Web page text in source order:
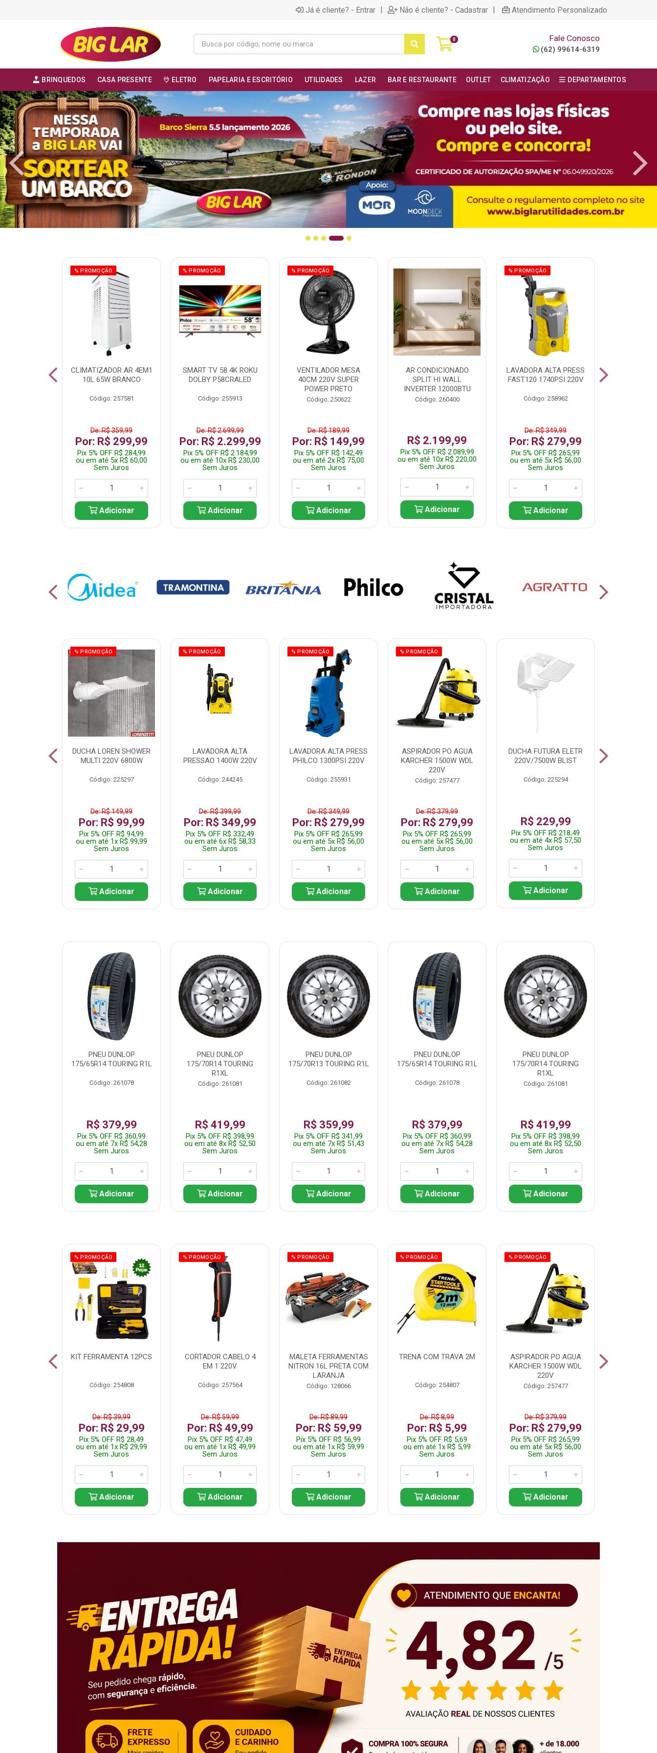
Já é cliente? - Entrar | Não é cliente? - Cadastrar | Atendimento Personalizado
0 Fale Conosco
(62) 99614-6319
BRINQUEDOS CASA PRESENTE ELETRO PAPELARIA E ESCRITÓRIO UTILIDADES LAZER BAR E RESTAURANTE OUTLET CLIMATIZAÇÃO DEPARTAMENTOS
% PROMOÇÃO
CLIMATIZADOR AR 4EM1
10L 65W BRANCO
Código: 257581
De: R$ 359,99
Por: R$ 299,99
Pix 5% OFF R$ 284,99
ou em até 5x R$ 60,00
Sem Juros
Adicionar
% PROMOÇÃO
SMART TV 58 4K ROKU
DOLBY P58CRALED
Código: 255913
De: R$ 2.699,99
Por: R$ 2.299,99
Pix 5% OFF R$ 2.184,99
ou em até 10x R$ 230,00
Sem Juros
Adicionar
% PROMOÇÃO
VENTILADOR MESA
40CM 220V SUPER
POWER PRETO
Código: 250622
De: R$ 189,99
Por: R$ 149,99
Pix 5% OFF R$ 142,49
ou em até 2x R$ 75,00
Sem Juros
Adicionar
AR CONDICIONADO
SPLIT HI WALL
INVERTER 12000BTU
Código: 260400
R$ 2.199,99
Pix 5% OFF R$ 2.089,99
ou em até 10x R$ 220,00
Sem Juros
Adicionar
% PROMOÇÃO
LAVADORA ALTA PRESS
FAST120 1740PSI 220V
Código: 258962
De: R$ 349,99
Por: R$ 279,99
Pix 5% OFF R$ 265,99
ou em até 5x R$ 56,00
Sem Juros
Adicionar
% PROMOÇÃO
DUCHA LOREN SHOWER
MULTI 220V 6800W
Código: 225297
De: R$ 149,99
Por: R$ 99,99
Pix 5% OFF R$ 94,99
ou em até 1x R$ 99,99
Sem Juros
Adicionar
% PROMOÇÃO
LAVADORA ALTA
PRESSAO 1400W 220V
Código: 244245
De: R$ 399,99
Por: R$ 349,99
Pix 5% OFF R$ 332,49
ou em até 6x R$ 58,33
Sem Juros
Adicionar
% PROMOÇÃO
LAVADORA ALTA PRESS
PHILCO 1300PSI 220V
Código: 255931
De: R$ 349,99
Por: R$ 279,99
Pix 5% OFF R$ 265,99
ou em até 5x R$ 56,00
Sem Juros
Adicionar
% PROMOÇÃO
ASPIRADOR PO AGUA
KARCHER 1500W WDL
220V
Código: 257477
De: R$ 379,99
Por: R$ 279,99
Pix 5% OFF R$ 265,99
ou em até 5x R$ 56,00
Sem Juros
Adicionar
DUCHA FUTURA ELETR
220V/7500W BLIST
Código: 225294
R$ 229,99
Pix 5% OFF R$ 218,49
ou em até 4x R$ 57,50
Sem Juros
Adicionar
PNEU DUNLOP
175/65R14 TOURING R1L
Código: 261078
R$ 379,99
Pix 5% OFF R$ 360,99
ou em até 7x R$ 54,28
Sem Juros
Adicionar
PNEU DUNLOP
175/70R14 TOURING
R1XL
Código: 261081
R$ 419,99
Pix 5% OFF R$ 398,99
ou em até 8x R$ 52,50
Sem Juros
Adicionar
PNEU DUNLOP
175/70R13 TOURING R1L
Código: 261082
R$ 359,99
Pix 5% OFF R$ 341,99
ou em até 7x R$ 51,43
Sem Juros
Adicionar
PNEU DUNLOP
175/65R14 TOURING R1L
Código: 261078
R$ 379,99
Pix 5% OFF R$ 360,99
ou em até 7x R$ 54,28
Sem Juros
Adicionar
PNEU DUNLOP
175/70R14 TOURING
R1XL
Código: 261081
R$ 419,99
Pix 5% OFF R$ 398,99
ou em até 8x R$ 52,50
Sem Juros
Adicionar
% PROMOÇÃO
KIT FERRAMENTA 12PCS
Código: 254808
De: R$ 39,99
Por: R$ 29,99
Pix 5% OFF R$ 28,49
ou em até 1x R$ 29,99
Sem Juros
Adicionar
% PROMOÇÃO
CORTADOR CABELO 4
EM 1 220V
Código: 257564
De: R$ 59,99
Por: R$ 49,99
Pix 5% OFF R$ 47,49
ou em até 1x R$ 49,99
Sem Juros
Adicionar
% PROMOÇÃO
MALETA FERRAMENTAS
NITRON 16L PRETA COM
LARANJA
Código: 128066
De: R$ 89,99
Por: R$ 59,99
Pix 5% OFF R$ 56,99
ou em até 1x R$ 59,99
Sem Juros
Adicionar
% PROMOÇÃO
TRENA COM TRAVA 2M
Código: 254807
De: R$ 8,99
Por: R$ 5,99
Pix 5% OFF R$ 5,69
ou em até 1x R$ 5,99
Sem Juros
Adicionar
% PROMOÇÃO
ASPIRADOR PO AGUA
KARCHER 1500W WDL
220V
Código: 257477
De: R$ 379,99
Por: R$ 279,99
Pix 5% OFF R$ 265,99
ou em até 5x R$ 56,00
Sem Juros
Adicionar